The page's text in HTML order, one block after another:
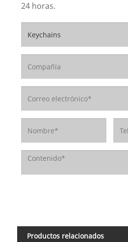
24 horas.
Productos relacionados